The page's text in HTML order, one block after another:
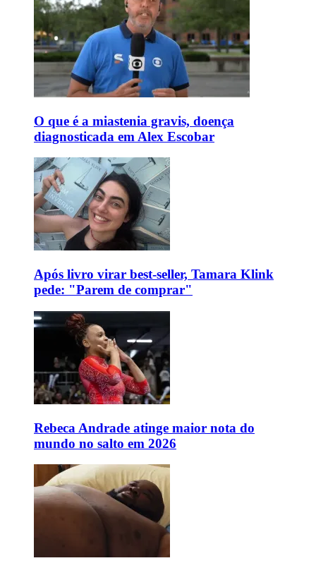
O que é a miastenia gravis, doença
diagnosticada em Alex Escobar
Após livro virar best-seller, Tamara Klink
pede: "Parem de comprar"
Rebeca Andrade atinge maior nota do
mundo no salto em 2026